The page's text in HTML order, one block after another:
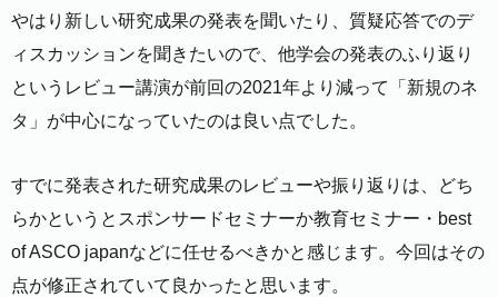
やはり新しい研究成果の発表を聞いたり、質疑応答でのデ
ィスカッションを聞きたいので、他学会の発表のふり返り
というレビュー講演が前回の2021年より減って「新規のネ
タ」が中心になっていたのは良い点でした。
すでに発表された研究成果のレビューや振り返りは、どち
らかというとスポンサードセミナーか教育セミナー・best
of ASCO japanなどに任せるべきかと感じます。今回はその
点が修正されていて良かったと思います。